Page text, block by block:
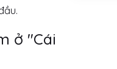
ở "Cái